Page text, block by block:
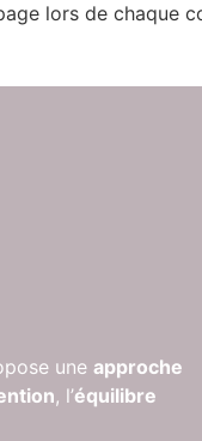
lors de chaque
une approche
, l’équilibre